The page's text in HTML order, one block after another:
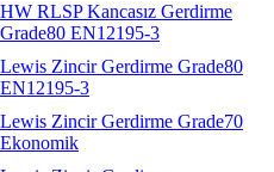
HW RLSP Kancasız Gerdirme
Grade80 EN12195-3
Lewis Zincir Gerdirme Grade80
EN12195-3
Lewis Zincir Gerdirme Grade70
Ekonomik